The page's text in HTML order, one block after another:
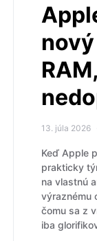
13. júla 2026
Keď Apple
prakticky
na vlastnú
výraznému
čomu sa z
iba